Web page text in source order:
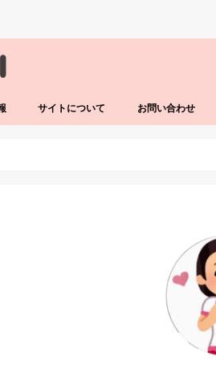
サイトについて お問い合わせ